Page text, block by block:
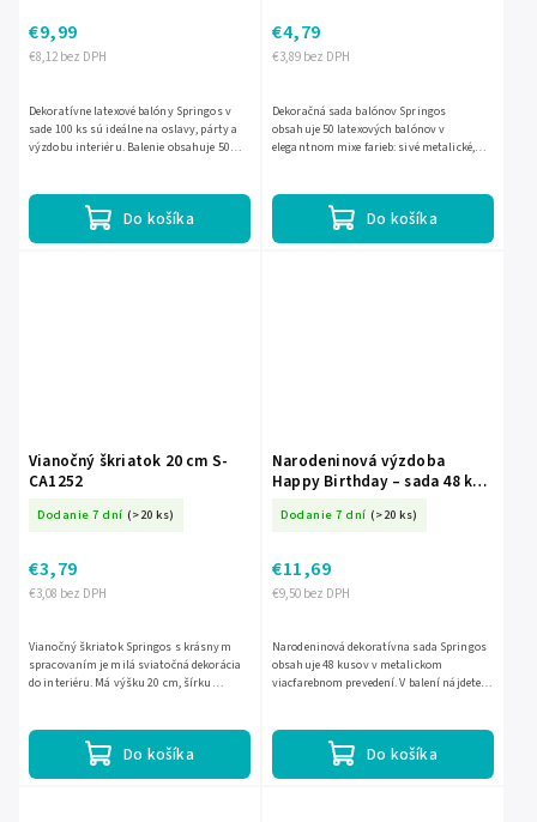
€8,12 bez DPH
€9,99
Do košíka
Dekoratívne latexové balóny Springos v
sade 100 ks sú ideálne na oslavy, párty a
výzdobu interiéru. Balenie obsahuje 50
€3,89 bez DPH
€4,79
Do košíka
Dekoračná sada balónov Springos
obsahuje 50 latexových balónov v
elegantnom mixe farieb: sivé metalické,
Vianočný škriatok 20 cm S-
CA1252
Dodanie 7 dní (>20 ks)
€3,08 bez DPH
€3,79
Do košíka
Vianočný škriatok Springos s krásnym
spracovaním je milá sviatočná dekorácia
do interiéru. Má výšku 20 cm, šírku
Narodeninová výzdoba
Happy Birthday – sada 48 ks s
S-PS0035
Dodanie 7 dní (>20 ks)
€9,50 bez DPH
€11,69
Do košíka
Narodeninová dekoratívna sada Springos
obsahuje 48 kusov v metalickom
viacfarebnom prevedení. V balení nájdete